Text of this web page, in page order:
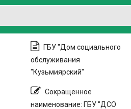
ГБУ "Дом социального
обслуживания
"Кузьмиярский"
Сокращенное
наименование: ГБУ "ДСО